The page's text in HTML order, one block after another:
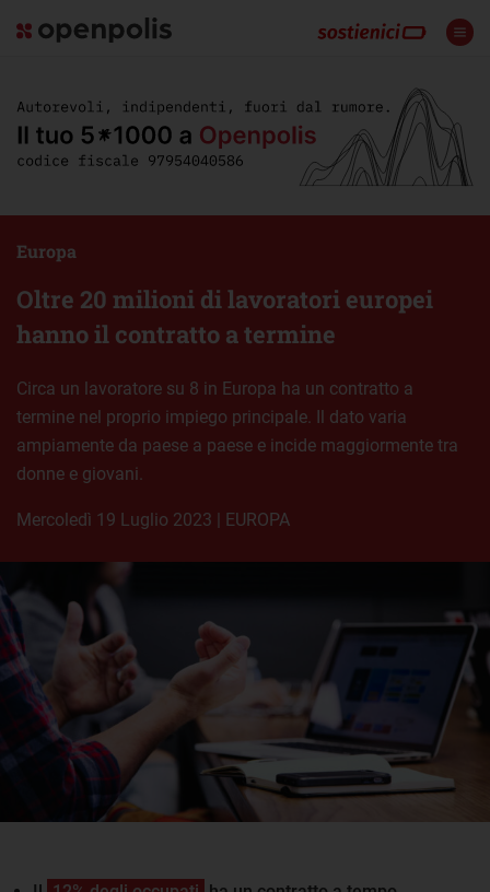
Oltre 20 milioni di lavoratori europei
hanno il contratto a termine
Europa
Circa un lavoratore su 8 in Europa ha un contratto a
termine nel proprio impiego principale. Il dato varia
ampiamente da paese a paese e incide maggiormente tra
donne e giovani.
mercoledì 19 Luglio 2023 | EUROPA